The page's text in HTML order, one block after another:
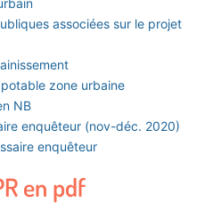
associées sur le projet
potable zone urbaine
NB
enquêteur (nov-déc. 2020)
enquêteur
en pdf